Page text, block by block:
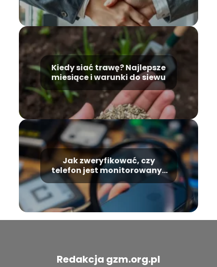
Kiedy siać trawę? Najlepsze
miesiące i warunki do siewu
Jak zweryfikować, czy
telefon jest monitorowany?
Oto efektywne metody
Redakcja gzm.org.pl